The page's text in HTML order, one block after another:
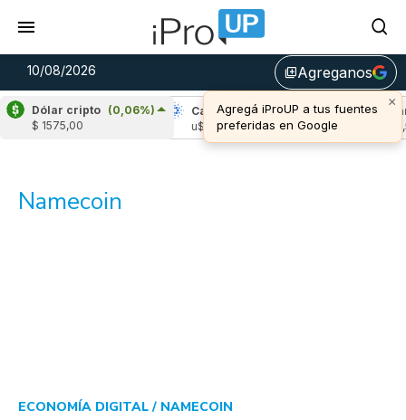
10/08/2026 library_addAgreganos
×
Agregá iProUP a tus fuentes
preferidas en Google
Dólar cripto (0,06%)
$ 1575,00
Ripple (-0,09%)
u$s 1,03
Cardano (0,10%)
u$s 0,20
u$s
Namecoin
ECONOMÍA DIGITAL / NAMECOIN